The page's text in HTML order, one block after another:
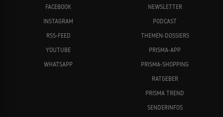
FACEBOOK
INSTAGRAM
RSS-FEED
YOUTUBE
WHATSAPP
NEWSLETTER
PODCAST
THEMEN-DOSSIERS
PRISMA-APP
PRISMA-SHOPPING
RATGEBER
PRISMA TREND
SENDERINFOS